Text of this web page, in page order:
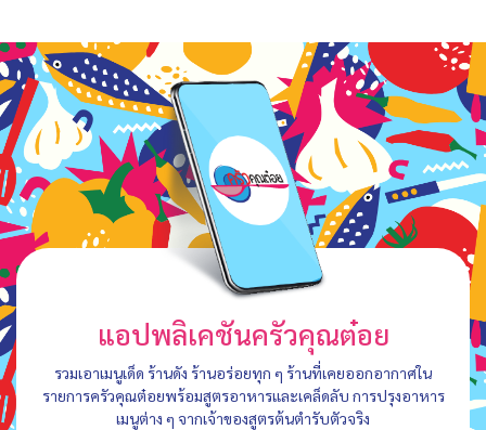
แอปพลิเคชันครัวคุณต๋อย
รวมเอาเมนูเด็ด ร้านดัง ร้านอร่อยทุก ๆ ร้านที่เคยออกอากาศใน
รายการครัวคุณต๋อยพร้อมสูตรอาหารและเคล็ดลับ การปรุงอาหาร
เมนูต่าง ๆ จากเจ้าของสูตรต้นตำรับตัวจริง